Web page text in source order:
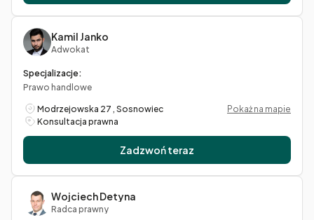
Kamil Janko
Adwokat
Specjalizacje:
Prawo handlowe
Modrzejowska 27 , Sosnowiec
Pokaż na mapie
Konsultacja prawna
Zadzwoń teraz
Wojciech Detyna
Radca prawny